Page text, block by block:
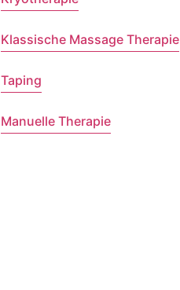
Klassische Massage Therapie
Taping
Manuelle Therapie